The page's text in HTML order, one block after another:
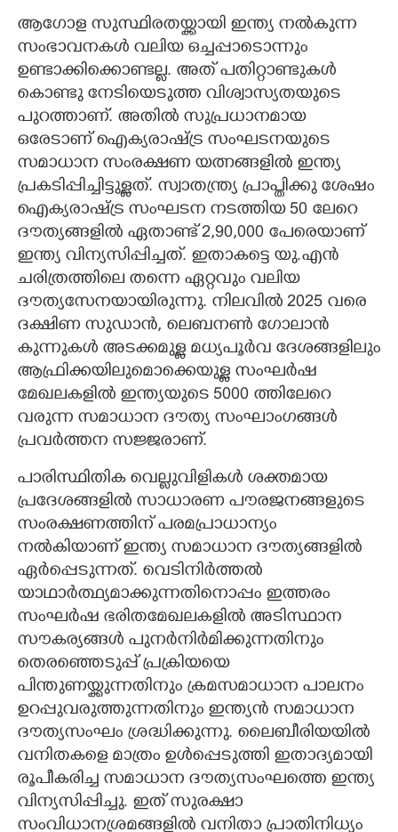
ആഗോള സുസ്ഥിരതയ്ക്കായി ഇന്ത്യ നൽകുന്ന
സംഭാവനകൾ വലിയ ഒച്ചപ്പാടൊന്നും
ഉണ്ടാക്കിക്കൊണ്ടല്ല. അത് പതിറ്റാണ്ടുകൾ
കൊണ്ടു നേടിയെടുത്ത വിശ്വാസ്യതയുടെ
പുറത്താണ്. അതിൽ സുപ്രധാനമായ
ഒരേടാണ് ഐക്യരാഷ്ട്ര സംഘടനയുടെ
സമാധാന സംരക്ഷണ യത്നങ്ങളിൽ ഇന്ത്യ
പ്രകടിപ്പിച്ചിട്ടുള്ളത്. സ്വാതന്ത്ര്യ പ്രാപ്തിക്കു ശേഷം
ഐക്യരാഷ്ട്ര സംഘടന നടത്തിയ 50 ലേറെ
ദൗത്യങ്ങളിൽ ഏതാണ്ട് 2,90,000 പേരെയാണ്
ഇന്ത്യ വിന്യസിപ്പിച്ചത്. ഇതാകട്ടെ യു.എൻ
ചരിത്രത്തിലെ തന്നെ ഏറ്റവും വലിയ
ദൗത്യസേനയായിരുന്നു. നിലവിൽ 2025 വരെ
ദക്ഷിണ സുഡാൻ, ലെബനൺ ഗോലാൻ
കുന്നുകൾ അടക്കമുള്ള മധ്യപൂർവ ദേശങ്ങളിലും
ആഫ്രിക്കയിലുമൊക്കെയുള്ള സംഘർഷ
മേഖലകളിൽ ഇന്ത്യയുടെ 5000 ത്തിലേറെ
വരുന്ന സമാധാന ദൗത്യ സംഘാംഗങ്ങൾ
പ്രവർത്തന സജ്ജരാണ്.
പാരിസ്ഥിതിക വെല്ലുവിളികൾ ശക്തമായ
പ്രദേശങ്ങളിൽ സാധാരണ പൗരജനങ്ങളുടെ
സംരക്ഷണത്തിന് പരമപ്രാധാന്യം
നൽകിയാണ് ഇന്ത്യ സമാധാന ദൗത്യങ്ങളിൽ
ഏർപ്പെടുന്നത്. വെടിനിർത്തൽ
യാഥാർത്ഥ്യമാക്കുന്നതിനൊപ്പം ഇത്തരം
സംഘർഷ ഭരിതമേഖലകളിൽ അടിസ്ഥാന
സൗകര്യങ്ങൾ പുനർനിർമിക്കുന്നതിനും
തെരഞ്ഞെടുപ്പ് പ്രക്രിയയെ
പിന്തുണയ്ക്കുന്നതിനും ക്രമസമാധാന പാലനം
ഉറപ്പുവരുത്തുന്നതിനും ഇന്ത്യൻ സമാധാന
ദൗത്യസംഘം ശ്രദ്ധിക്കുന്നു. ലൈബീരിയയിൽ
വനിതകളെ മാത്രം ഉൾപ്പെടുത്തി ഇതാദ്യമായി
രൂപീകരിച്ച സമാധാന ദൗത്യസംഘത്തെ ഇന്ത്യ
വിന്യസിപ്പിച്ചു. ഇത് സുരക്ഷാ
സംവിധാനശ്രമങ്ങളിൽ വനിതാ പ്രാതിനിധ്യം